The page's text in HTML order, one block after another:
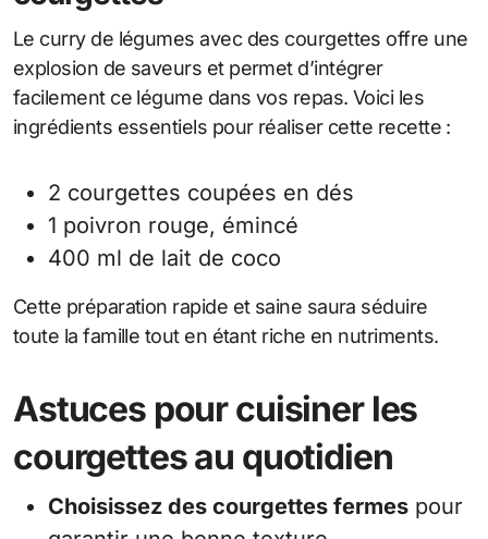
Le curry de légumes avec des courgettes offre une
explosion de saveurs et permet d’intégrer
facilement ce légume dans vos repas. Voici les
ingrédients essentiels pour réaliser cette recette :
2 courgettes coupées en dés
1 poivron rouge, émincé
400 ml de lait de coco
Cette préparation rapide et saine saura séduire
toute la famille tout en étant riche en nutriments.
Astuces pour cuisiner les
courgettes au quotidien
Choisissez des courgettes fermes pour